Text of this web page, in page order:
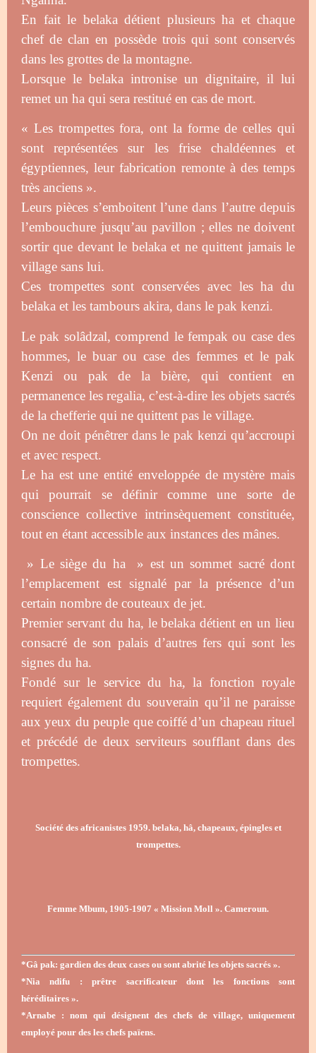
En fait le belaka détient plusieurs ha et chaque
chef de clan en possède trois qui sont conservés
dans les grottes de la montagne.
Lorsque le belaka intronise un dignitaire, il lui
remet un ha qui sera restitué en cas de mort.
« Les trompettes fora, ont la forme de celles qui
sont représentées sur les frise chaldéennes et
égyptiennes, leur fabrication remonte à des temps
très anciens ».
Leurs pièces s’emboitent l’une dans l’autre depuis
l’embouchure jusqu’au pavillon ; elles ne doivent
sortir que devant le belaka et ne quittent jamais le
village sans lui.
Ces trompettes sont conservées avec les ha du
belaka et les tambours akira, dans le pak kenzi.
Le pak solâdzal, comprend le fempak ou case des
hommes, le buar ou case des femmes et le pak
Kenzi ou pak de la bière, qui contient en
permanence les regalia, c’est-à-dire les objets sacrés
de la chefferie qui ne quittent pas le village.
On ne doit pénêtrer dans le pak kenzi qu’accroupi
et avec respect.
Le ha est une entité enveloppée de mystère mais
qui pourrait se définir comme une sorte de
conscience collective intrinsèquement constituée,
tout en étant accessible aux instances des mânes.
» Le siège du ha » est un sommet sacré dont
l’emplacement est signalé par la présence d’un
certain nombre de couteaux de jet.
Premier servant du ha, le belaka détient en un lieu
consacré de son palais d’autres fers qui sont les
signes du ha.
Fondé sur le service du ha, la fonction royale
requiert également du souverain qu’il ne paraisse
aux yeux du peuple que coiffé d’un chapeau rituel
et précédé de deux serviteurs soufflant dans des
trompettes.
Société des africanistes 1959. belaka, hâ, chapeaux, épingles et
trompettes.
Femme Mbum, 1905-1907 « Mission Moll ». Cameroun.
*Gâ pak: gardien des deux cases ou sont abrité les objets sacrés ».
*Nia ndifu : prêtre sacrificateur dont les fonctions sont
héréditaires ».
*Arnabe : nom qui désignent des chefs de village, uniquement
employé pour des les chefs païens.